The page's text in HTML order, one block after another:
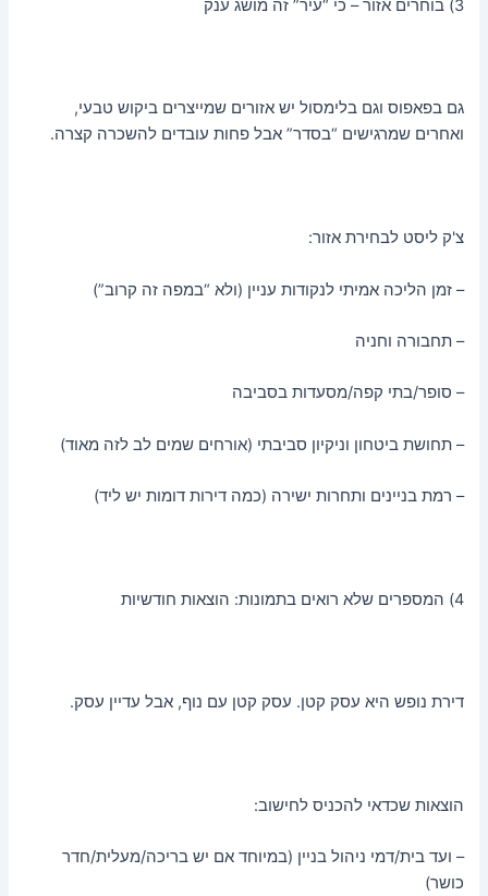
3) בוחרים אזור – כי “עיר” זה מושג ענק
גם בפאפוס וגם בלימסול יש אזורים שמייצרים ביקוש טבעי,
ואחרים שמרגישים “בסדר” אבל פחות עובדים להשכרה קצרה.
צ'ק ליסט לבחירת אזור:
– זמן הליכה אמיתי לנקודות עניין (ולא “במפה זה קרוב”)
– תחבורה וחניה
– סופר/בתי קפה/מסעדות בסביבה
– תחושת ביטחון וניקיון סביבתי (אורחים שמים לב לזה מאוד)
– רמת בניינים ותחרות ישירה (כמה דירות דומות יש ליד)
4) המספרים שלא רואים בתמונות: הוצאות חודשיות
דירת נופש היא עסק קטן. עסק קטן עם נוף, אבל עדיין עסק.
הוצאות שכדאי להכניס לחישוב:
– ועד בית/דמי ניהול בניין (במיוחד אם יש בריכה/מעלית/חדר
כושר)